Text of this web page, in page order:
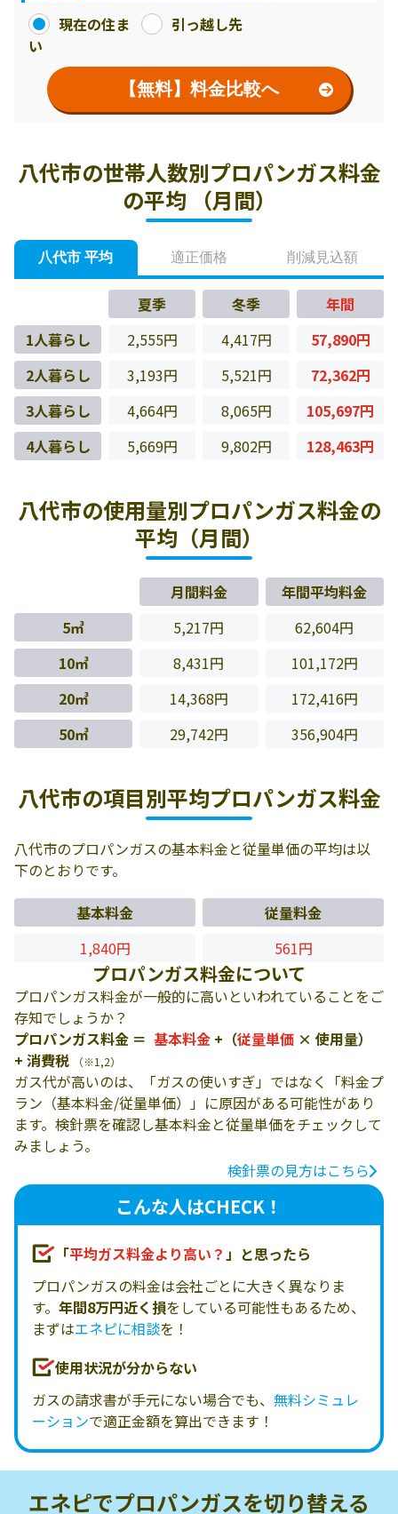
現在の住ま
い
引っ越し先
【無料】料金比較へ
八代市の世帯人数別プロパンガス料金
の平均 （月間）
八代市 平均 適正価格 削減見込額
夏季 冬季
年間
1人暮らし
2,555円 4,417円
57,890円
2人暮らし
3,193円 5,521円
72,362円
3人暮らし
4,664円 8,065円
105,697円
4人暮らし
5,669円 9,802円 128,463円
八代市の使用量別プロパンガス料金の
平均（月間）
月間料金
年間平均料金
5㎥
5,217円
62,604円
10㎥
8,431円
101,172円
20㎥
14,368円
172,416円
50㎥
29,742円 356,904円
八代市の項目別平均プロパンガス料金
八代市のプロパンガスの基本料金と従量単価の平均は以
下のとおりです。
基本料金
従量料金
1,840円
561円
プロパンガス料金について
プロパンガス料金が一般的に高いといわれていることをご
存知でしょうか？
プロパンガス料金 ＝ 基本料金 +（従量単価 × 使用量）
+ 消費税
（※1,2）
ガス代が高いのは、「ガスの使いすぎ」ではなく「料金プ
ラン（基本料金/従量単価）」に原因がある可能性があり
ます。検針票を確認し基本料金と従量単価をチェックして
みましょう。
検針票の見方はこちら
こんな人はCHECK！
「平均ガス料金より高い？」と思ったら
プロパンガスの料金は会社ごとに大きく異なりま
す。 年間8万円近く損をしている可能性もあるため、
まずはエネピに相談を！
使用状況が分からない
ガスの請求書が手元にない場合でも、 無料シミュレ
ーションで適正金額を算出できます！
エネピでプロパンガスを切り替える